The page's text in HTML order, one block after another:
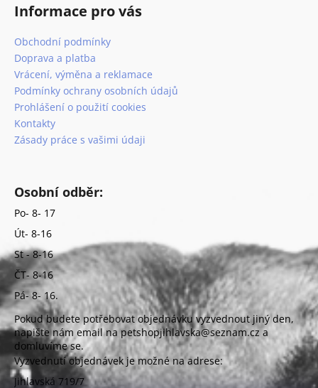
Informace pro vás
Obchodní podmínky
Doprava a platba
Vrácení, výměna a reklamace
Podmínky ochrany osobních údajů
Prohlášení o použití cookies
Kontakty
Zásady práce s vašimi údaji
Osobní odběr:
Po- 8- 17
Út- 8-16
St - 8-16
ČT- 8-16
Pá- 8- 16.
Pokud budete potřebovat objednávku vyzvednout jiný den,
napište nám email na petshopjihlavska@seznam.cz a
domluvíme se.
Vyzvednutí objednávek je možné na adrese:
Jihlavská 719/7